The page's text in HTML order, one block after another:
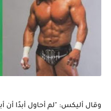
وقال أليكس: "لم أحاول أبدًا أن